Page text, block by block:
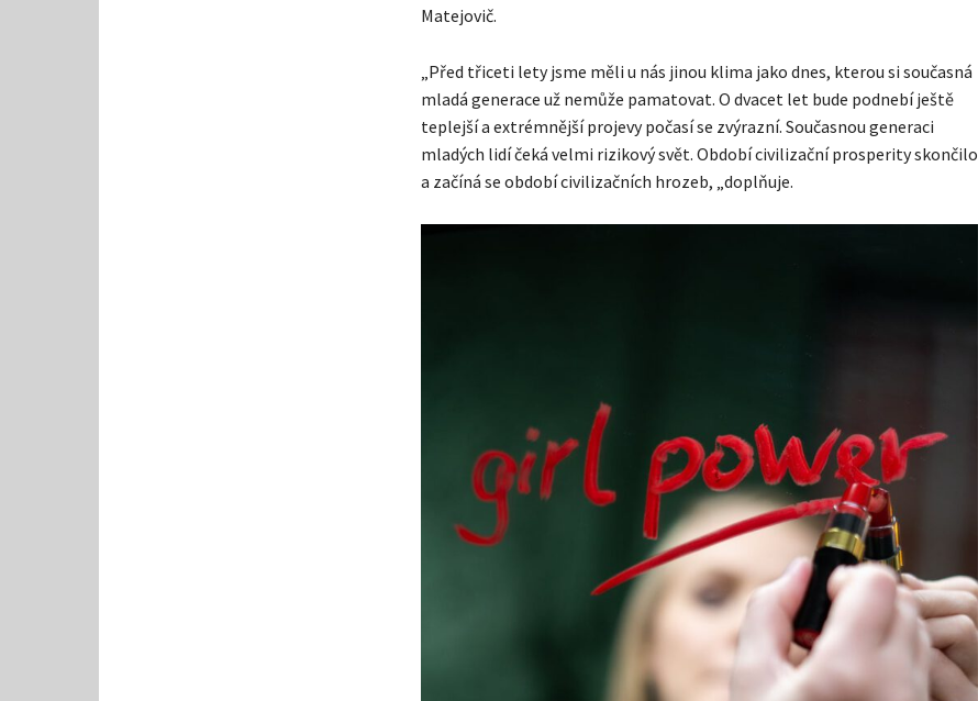
Matejovič.
„Před třiceti lety jsme měli u nás jinou klima jako dnes, kterou si současná
mladá generace už nemůže pamatovat. O dvacet let bude podnebí ještě
teplejší a extrémnější projevy počasí se zvýrazní. Současnou generaci
mladých lidí čeká velmi rizikový svět. Období civilizační prosperity skončilo
a začíná se období civilizačních hrozeb, „doplňuje.